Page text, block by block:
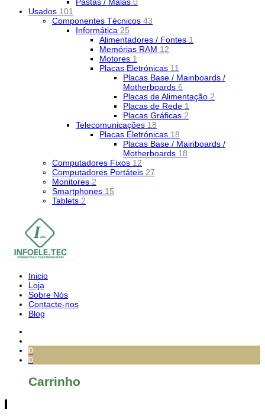
Usados 101
Componentes Técnicos 43
Informática 25
Alimentadores / Fontes 1
Memórias RAM 12
Motores 1
Placas Eletrónicas 11
Placas Base / Mainboards /
Motherboards 6
Placas de Alimentação 2
Placas de Rede 1
Placas Gráficas 2
Telecomunicações 18
Placas Eletrónicas 18
Placas Base / Mainboards /
Motherboards 18
Computadores Fixos 12
Computadores Portáteis 27
Monitores 2
Smartphones 15
Tablets 2
Inicio
Loja
Sobre Nós
Contacte-nos
Blog
0
0
Carrinho